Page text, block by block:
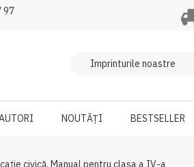
97
NOUTĂȚI BESTSELLER
civică. Manual pentru clasa a IV-a